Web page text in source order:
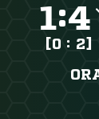
:
[0 : 2]